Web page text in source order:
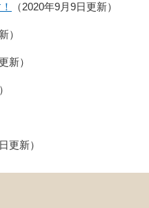
2020年9月9日更新
新
更新